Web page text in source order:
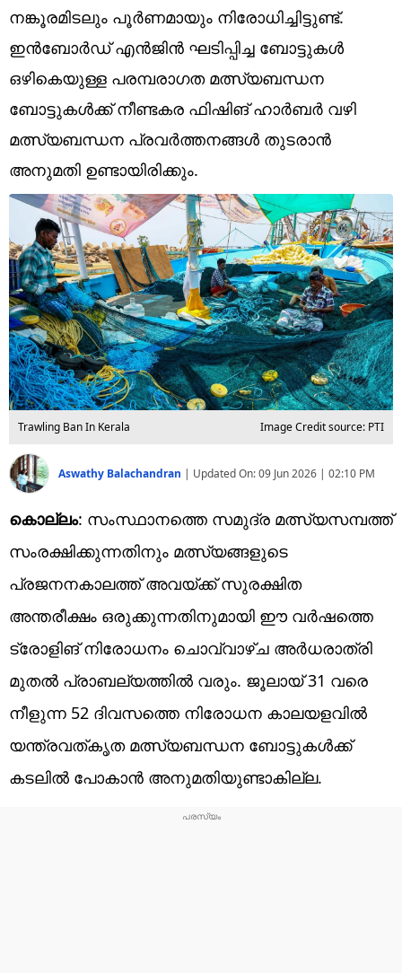
Photo
Short Videos
നങ്കൂരമിടലും പൂർണമായും നിരോധിച്ചിട്ടുണ്ട്.
ഇൻബോർഡ് എൻജിൻ ഘടിപ്പിച്ച ബോട്ടുകൾ
ഒഴികെയുള്ള പരമ്പരാഗത മത്സ്യബന്ധന
ബോട്ടുകൾക്ക് നീണ്ടകര ഫിഷിങ് ഹാർബർ വഴി
മത്സ്യബന്ധന പ്രവർത്തനങ്ങൾ തുടരാൻ
അനുമതി ഉണ്ടായിരിക്കും.
Trawling Ban In Kerala Image Credit source: PTI
Aswathy Balachandran | Updated On:09 Jun 2026 | 02:10 PM
കൊല്ലം: സംസ്ഥാനത്തെ സമുദ്ര മത്സ്യസമ്പത്ത്
സംരക്ഷിക്കുന്നതിനും മത്സ്യങ്ങളുടെ
പ്രജനനകാലത്ത് അവയ്ക്ക് സുരക്ഷിത
അന്തരീക്ഷം ഒരുക്കുന്നതിനുമായി ഈ വർഷത്തെ
ട്രോളിങ് നിരോധനം ചൊവ്വാഴ്ച അർധരാത്രി
മുതൽ പ്രാബല്യത്തിൽ വരും. ജൂലായ് 31 വരെ
നീളുന്ന 52 ദിവസത്തെ നിരോധന കാലയളവിൽ
യന്ത്രവത്കൃത മത്സ്യബന്ധന ബോട്ടുകൾക്ക്
കടലിൽ പോകാൻ അനുമതിയുണ്ടാകില്ല.